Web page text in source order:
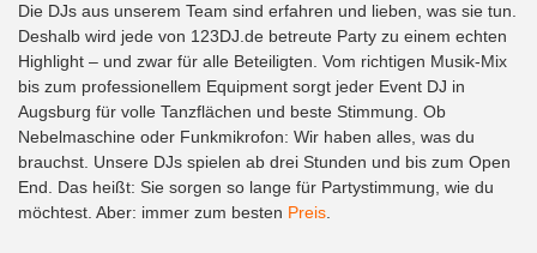
Die DJs aus unserem Team sind erfahren und lieben, was sie tun.
Deshalb wird jede von 123DJ.de betreute Party zu einem echten
Highlight – und zwar für alle Beteiligten. Vom richtigen Musik-Mix
bis zum professionellem Equipment sorgt jeder Event DJ in
Augsburg für volle Tanzflächen und beste Stimmung. Ob
Nebelmaschine oder Funkmikrofon: Wir haben alles, was du
brauchst. Unsere DJs spielen ab drei Stunden und bis zum Open
End. Das heißt: Sie sorgen so lange für Partystimmung, wie du
möchtest. Aber: immer zum besten Preis